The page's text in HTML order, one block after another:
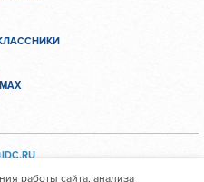
МАХ
работы сайта, анализа